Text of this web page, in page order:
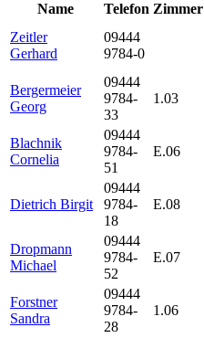
Name
Telefon Zimmer
Zeitler
Gerhard
09444
9784-0
Bergermeier
Georg
09444
9784-
33
1.03
Blachnik
Cornelia
09444
9784-
51
E.06
Dietrich Birgit
09444
9784-
18
E.08
Dropmann
Michael
09444
9784-
52
E.07
Forstner
Sandra
09444
9784-
28
1.06